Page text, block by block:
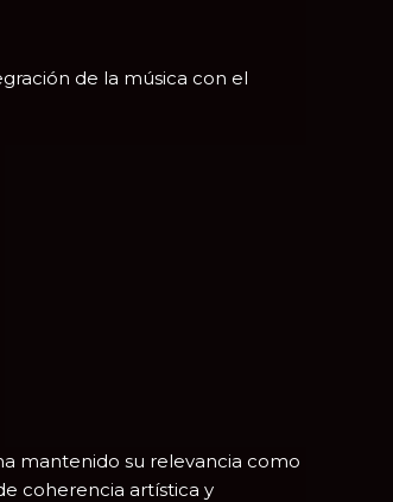
de la música con el
mantenido su relevancia como
coherencia artística y